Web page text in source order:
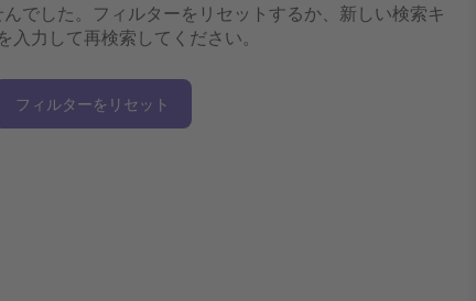
でした。フィルターをリセットするか、新しい検索キ
入力して再検索してください。
フィルターをリセット